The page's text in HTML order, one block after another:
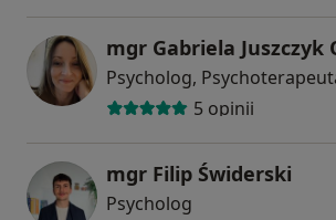
mgr Gabriela Juszczyk
Psycholog,
5 opinii
mgr Filip Świderski
Psycholog